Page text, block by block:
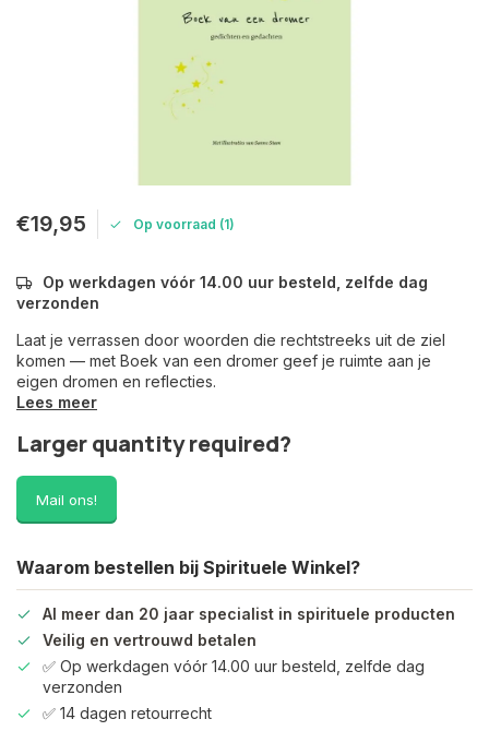
€19,95 Op voorraad (1)
Op werkdagen vóór 14.00 uur besteld, zelfde dag
verzonden
Laat je verrassen door woorden die rechtstreeks uit de ziel
komen — met Boek van een dromer geef je ruimte aan je
eigen dromen en reflecties.
Lees meer
Larger quantity required?
Mail ons!
Waarom bestellen bij Spirituele Winkel?
Al meer dan 20 jaar specialist in spirituele producten
Veilig en vertrouwd betalen
✅ Op werkdagen vóór 14.00 uur besteld, zelfde dag
verzonden
✅ 14 dagen retourrecht